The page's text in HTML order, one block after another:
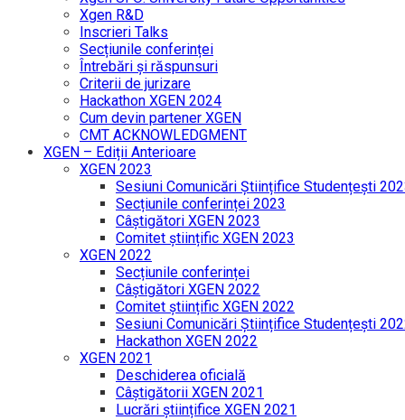
Xgen R&D
Inscrieri Talks
Secțiunile conferinței
Întrebări și răspunsuri
Criterii de jurizare
Hackathon XGEN 2024
Cum devin partener XGEN
CMT ACKNOWLEDGMENT
XGEN – Ediții Anterioare
XGEN 2023
Sesiuni Comunicări Științifice Studențești
Secțiunile conferinței 2023
Câștigători XGEN 2023
Comitet științific XGEN 2023
XGEN 2022
Secțiunile conferinței
Câștigători XGEN 2022
Comitet științific XGEN 2022
Sesiuni Comunicări Științifice Studențești
Hackathon XGEN 2022
XGEN 2021
Deschiderea oficială
Câștigătorii XGEN 2021
Lucrări științifice XGEN 2021